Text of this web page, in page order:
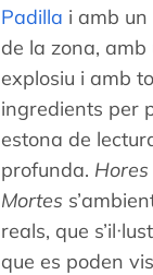
Padilla i amb
de la zona, amb
explosiu i amb
ingredients per
estona de
profunda. Hores
Mortes
reals, que
que es poden